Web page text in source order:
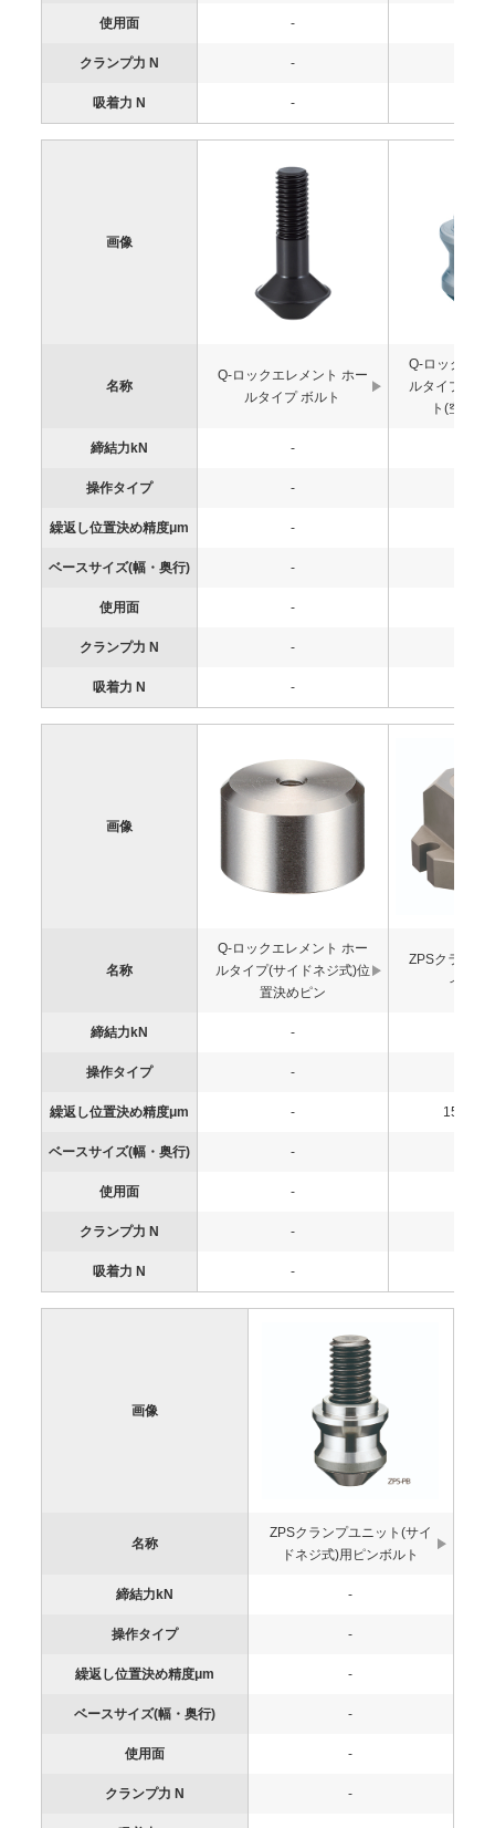
使用面 -
クランプ力 N -
吸着力 N -
画像
名称
Q-ロックエレメント ホー
ルタイプ ボルト
Q-ロックエレ
ルタイプ ピ
ト(空圧式
締結力kN -
操作タイプ -
繰返し位置決め精度μm -
ベースサイズ(幅・奥行) -
使用面 -
クランプ力 N -
吸着力 N -
画像
名称
Q-ロックエレメント ホー
ルタイプ(サイドネジ式)位
置決めピン
ZPSクランプ
イドネ
締結力kN -
操作タイプ -
繰返し位置決め精度μm - 15（実
ベースサイズ(幅・奥行) -
使用面 -
クランプ力 N -
吸着力 N -
画像
名称
ZPSクランプユニット(サイ
ドネジ式)用ピンボルト
締結力kN -
操作タイプ -
繰返し位置決め精度μm -
ベースサイズ(幅・奥行) -
使用面 -
クランプ力 N -